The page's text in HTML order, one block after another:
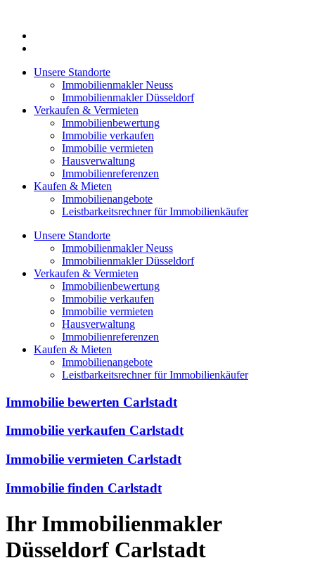
springen
Unsere Standorte
Immobilienmakler Neuss
Immobilienmakler Düsseldorf
Verkaufen & Vermieten
Immobilienbewertung
Immobilie verkaufen
Immobilie vermieten
Hausverwaltung
Immobilienreferenzen
Kaufen & Mieten
Immobilienangebote
Leistbarkeitsrechner für Immobilienkäufer
Unsere Standorte
Immobilienmakler Neuss
Immobilienmakler Düsseldorf
Verkaufen & Vermieten
Immobilienbewertung
Immobilie verkaufen
Immobilie vermieten
Hausverwaltung
Immobilienreferenzen
Kaufen & Mieten
Immobilienangebote
Leistbarkeitsrechner für Immobilienkäufer
Immobilie bewerten Carlstadt
Immobilie verkaufen Carlstadt
Immobilie vermieten Carlstadt
Immobilie finden Carlstadt
Ihr Immobilienmakler
Düsseldorf Carlstadt